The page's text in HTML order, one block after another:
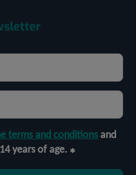
terms and conditionsand
years of age.